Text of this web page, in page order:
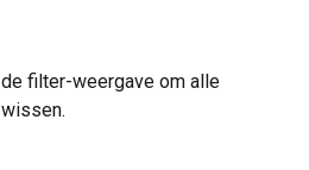
filter-weergave om alle